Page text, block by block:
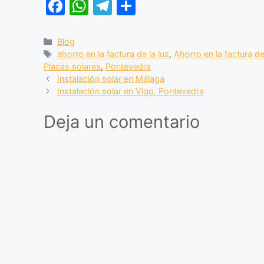
F
c
e
b
o
o
k
W
s
A
p
p
T
gr
a
m
p
ar
tir
Blog
ahorro en la factura de la luz, Ahorro en la factura
Placas solares, Pontevedra
Instalación solar en Málaga
Instalación solar en Vigo, Pontevedra
Deja un comentario